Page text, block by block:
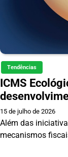
Tendências
ICMS
15 de julho de 2026
Além das
mecanismos